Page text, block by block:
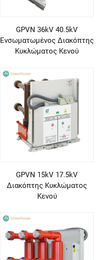
GPVN 36kV 40.5kV
Ενσωματωμένος Διακόπτης
Κυκλώματος Κενού
GPVN 15kV 17.5kV
Διακόπτης Κυκλώματος
Κενού